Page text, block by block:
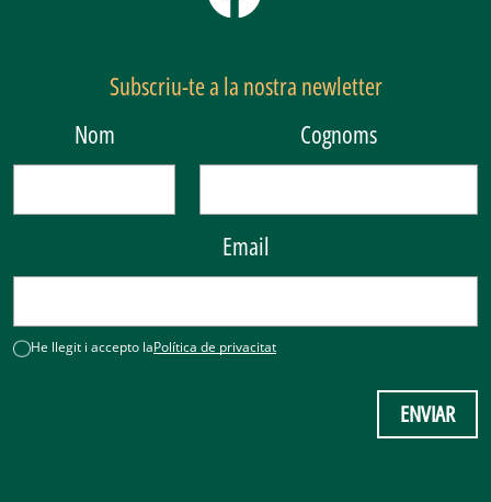
Subscriu-te a la nostra newletter
Nom
Cognoms
Email
He llegit i accepto laPolítica de privacitat
ENVIAR